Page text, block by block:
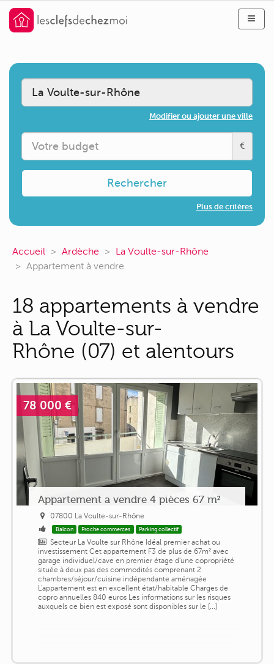
Modifier ou ajouter une ville
€
Rechercher
Plus de critères
Accueil Ardèche
La Voulte-sur-Rhône
Appartement à vendre
18 appartements à vendre
à La Voulte-sur-
Rhône (07) et alentours
78 000 €
Appartement a vendre 4 pièces 67 m²
07800 La Voulte-sur-Rhône
Balcon Proche commerces Parking collectif
Secteur La Voulte sur Rhône Idéal premier achat ou
investissement Cet appartement F3 de plus de 67m² avec
garage individuel/cave en premier étage d'une copropriété
située à deux pas des commodités comprenant 2
chambres/séjour/cuisine indépendante aménagée
L'appartement est en excellent état/habitable Charges de
copro annuelles 840 euros Les informations sur les risques
auxquels ce bien est exposé sont disponibles sur le [...]